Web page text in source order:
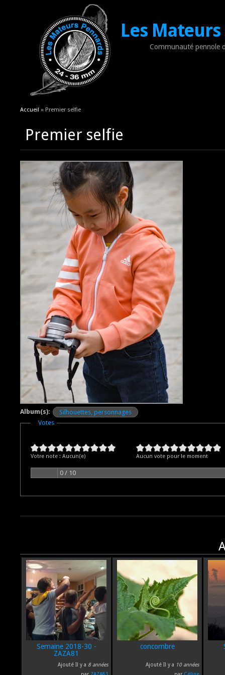
Les
Communauté pennole
Vous êtes ici
Accueil » Premier selfie
Premier selfie
Album(s):
Silhouettes, personnages
Masquer
Votes
Votre note : Aucun(e) Aucun vote pour le moment
0 / 10
Semaine 2018-30 -
ZAZA81
Ajouté Il y a 8 années
concombre
Ajouté Il y a 10 années